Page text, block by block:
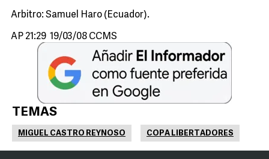
Arbitro: Samuel Haro (Ecuador).
AP 21:29 19/03/08 CCMS
TEMAS
MIGUEL CASTRO REYNOSO COPA LIBERTADORES